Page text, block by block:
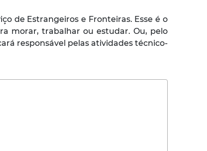
de Estrangeiros e Fronteiras. Esse é o
morar, trabalhar ou estudar. Ou, pelo
responsável pelas atividades técnico-